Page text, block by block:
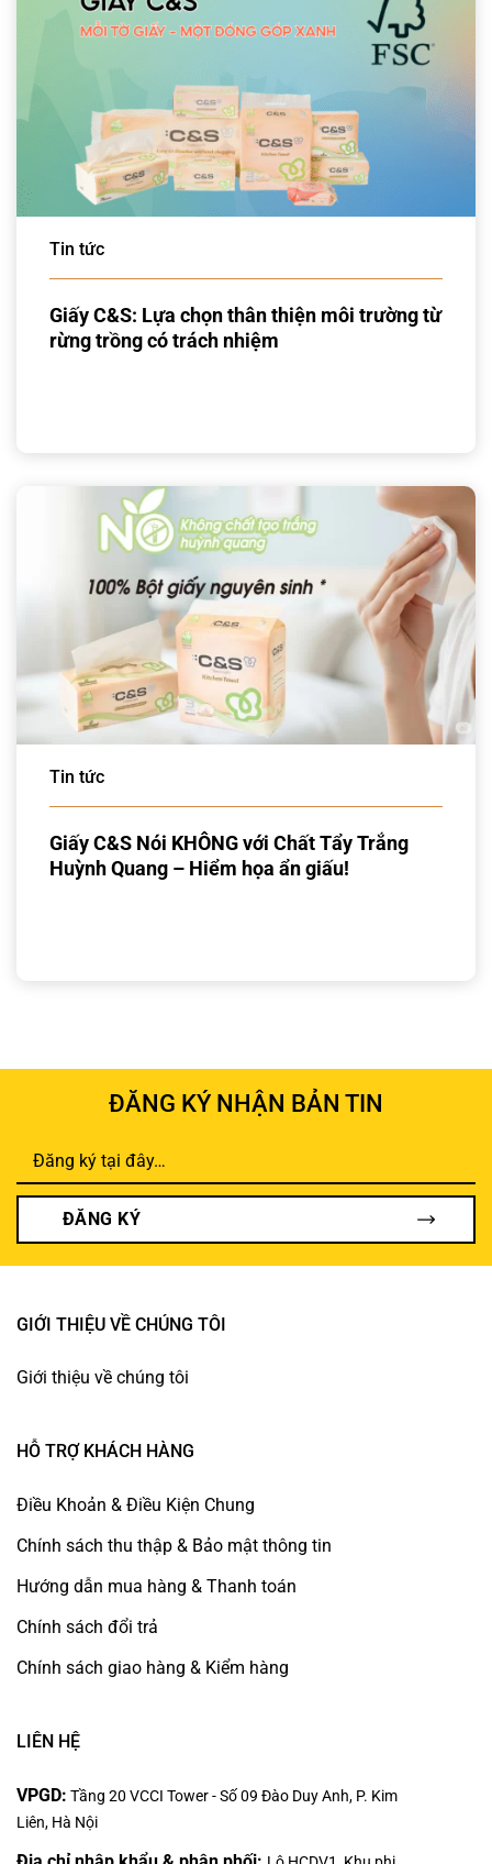
Tin tức
Giấy C&S: Lựa chọn thân thiện môi trường từ
rừng trồng có trách nhiệm
Tin tức
Giấy C&S Nói KHÔNG với Chất Tẩy Trắng
Huỳnh Quang – Hiểm họa ẩn giấu!
ĐĂNG KÝ NHẬN BẢN TIN
ĐĂNG KÝ
GIỚI THIỆU VỀ CHÚNG TÔI
Giới thiệu về chúng tôi
HỖ TRỢ KHÁCH HÀNG
Điều Khoản & Điều Kiện Chung
Chính sách thu thập & Bảo mật thông tin
Hướng dẫn mua hàng & Thanh toán
Chính sách đổi trả
Chính sách giao hàng & Kiểm hàng
LIÊN HỆ
VPGD: Tầng 20 VCCI Tower - Số 09 Đào Duy Anh, P. Kim
Liên, Hà Nội